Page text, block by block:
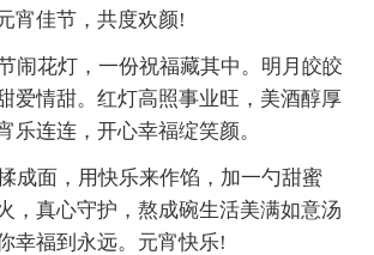
宵佳节，共度欢颜!
闹花灯，一份祝福藏其中。明月皎皎
爱情甜。红灯高照事业旺，美酒醇厚
乐连连，开心幸福绽笑颜。
成面，用快乐来作馅，加一勺甜蜜
，真心守护，熬成碗生活美满如意汤
幸福到永远。元宵快乐!